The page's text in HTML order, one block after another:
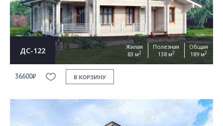
ДС-122
Жилая
83 м2
Полезная
138 м2
Общая
189 м2
36600₽ В КОРЗИНУ